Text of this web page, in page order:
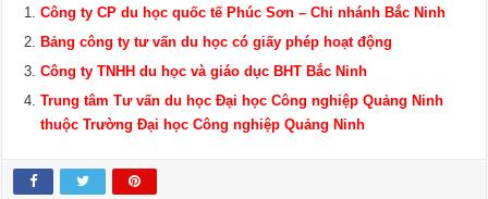
Công ty CP du học quốc tế Phúc Sơn – Chi nhánh Bắc Ninh
Bảng công ty tư vấn du học có giấy phép hoạt động
Công ty TNHH du học và giáo dục BHT Bắc Ninh
Trung tâm Tư vấn du học Đại học Công nghiệp Quảng Ninh
thuộc Trường Đại học Công nghiệp Quảng Ninh